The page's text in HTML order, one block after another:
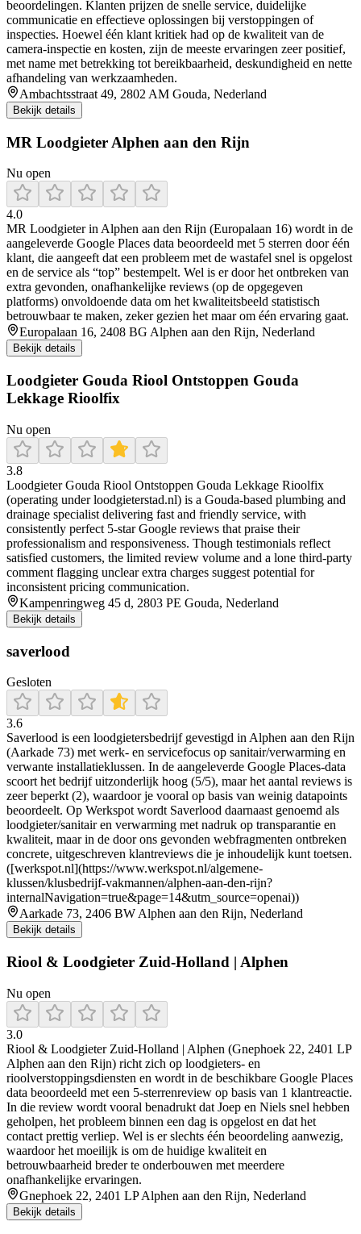
beoordelingen. Klanten prijzen de snelle service, duidelijke
communicatie en effectieve oplossingen bij verstoppingen of
inspecties. Hoewel één klant kritiek had op de kwaliteit van de
camera-inspectie en kosten, zijn de meeste ervaringen zeer positief,
met name met betrekking tot bereikbaarheid, deskundigheid en nette
afhandeling van werkzaamheden.
Ambachtsstraat 49, 2802 AM Gouda, Nederland
Bekijk details
MR Loodgieter Alphen aan den Rijn
Nu open
4.0
MR Loodgieter in Alphen aan den Rijn (Europalaan 16) wordt in de
aangeleverde Google Places data beoordeeld met 5 sterren door één
klant, die aangeeft dat een probleem met de wastafel snel is opgelost
en de service als “top” bestempelt. Wel is er door het ontbreken van
extra gevonden, onafhankelijke reviews (op de opgegeven
platforms) onvoldoende data om het kwaliteitsbeeld statistisch
betrouwbaar te maken, zeker gezien het maar om één ervaring gaat.
Europalaan 16, 2408 BG Alphen aan den Rijn, Nederland
Bekijk details
Loodgieter Gouda Riool Ontstoppen Gouda
Lekkage Rioolfix
Nu open
3.8
Loodgieter Gouda Riool Ontstoppen Gouda Lekkage Rioolfix
(operating under loodgieterstad.nl) is a Gouda‑based plumbing and
drainage specialist delivering fast and friendly service, with
consistently perfect 5‑star Google reviews that praise their
professionalism and responsiveness. Though testimonials reflect
satisfied customers, the limited review volume and a lone third‑party
comment flagging unclear extra charges suggest potential for
inconsistent pricing communication.
Kampenringweg 45 d, 2803 PE Gouda, Nederland
Bekijk details
saverlood
Gesloten
3.6
Saverlood is een loodgietersbedrijf gevestigd in Alphen aan den Rijn
(Aarkade 73) met werk- en servicefocus op sanitair/verwarming en
verwante installatieklussen. In de aangeleverde Google Places-data
scoort het bedrijf uitzonderlijk hoog (5/5), maar het aantal reviews is
zeer beperkt (2), waardoor je vooral op basis van weinig datapoints
beoordeelt. Op Werkspot wordt Saverlood daarnaast genoemd als
loodgieter/sanitair en verwarming met nadruk op transparantie en
kwaliteit, maar in de door ons gevonden webfragmenten ontbreken
concrete, uitgeschreven klantreviews die je inhoudelijk kunt toetsen.
([werkspot.nl](https://www.werkspot.nl/algemene-
klussen/klusbedrijf-vakmannen/alphen-aan-den-rijn?
internalNavigation=true&page=14&utm_source=openai))
Aarkade 73, 2406 BW Alphen aan den Rijn, Nederland
Bekijk details
Riool & Loodgieter Zuid-Holland | Alphen
Nu open
3.0
Riool & Loodgieter Zuid-Holland | Alphen (Gnephoek 22, 2401 LP
Alphen aan den Rijn) richt zich op loodgieters- en
rioolverstoppingsdiensten en wordt in de beschikbare Google Places
data beoordeeld met een 5-sterrenreview op basis van 1 klantreactie.
In die review wordt vooral benadrukt dat Joep en Niels snel hebben
geholpen, het probleem binnen een dag is opgelost en dat het
contact prettig verliep. Wel is er slechts één beoordeling aanwezig,
waardoor het moeilijk is om de huidige kwaliteit en
betrouwbaarheid breder te onderbouwen met meerdere
onafhankelijke ervaringen.
Gnephoek 22, 2401 LP Alphen aan den Rijn, Nederland
Bekijk details